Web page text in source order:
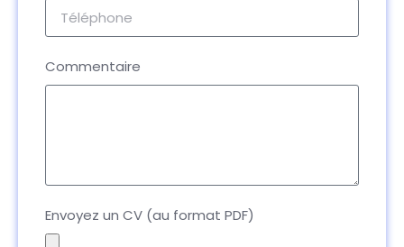
Commentaire
Envoyez un CV (au format PDF)